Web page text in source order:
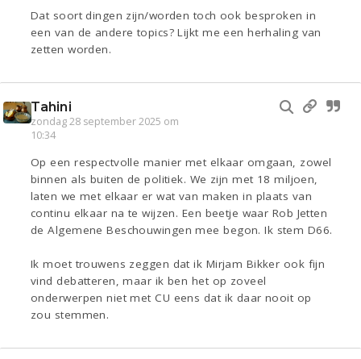
Dat soort dingen zijn/worden toch ook besproken in
een van de andere topics? Lijkt me een herhaling van
zetten worden.
Tahini
zondag 28 september 2025 om
10:34
Op een respectvolle manier met elkaar omgaan, zowel
binnen als buiten de politiek. We zijn met 18 miljoen,
laten we met elkaar er wat van maken in plaats van
continu elkaar na te wijzen. Een beetje waar Rob Jetten
de Algemene Beschouwingen mee begon. Ik stem D66.
Ik moet trouwens zeggen dat ik Mirjam Bikker ook fijn
vind debatteren, maar ik ben het op zoveel
onderwerpen niet met CU eens dat ik daar nooit op
zou stemmen.